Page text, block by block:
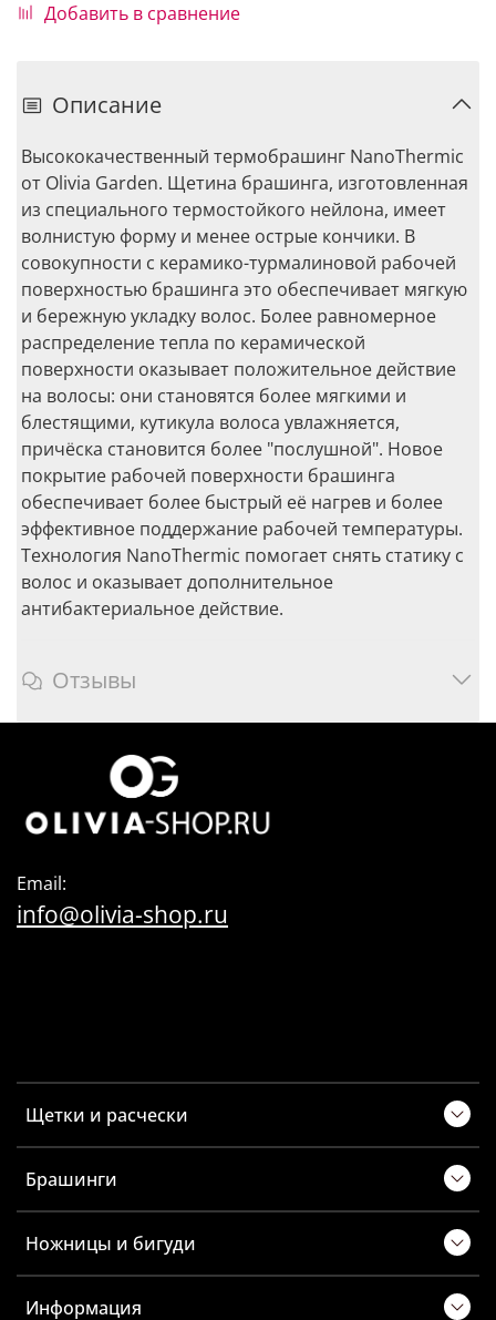
Добавить в сравнение
Описание
Высококачественный термобрашинг NanoThermic
от Olivia Garden. Щетина брашинга, изготовленная
из специального термостойкого нейлона, имеет
волнистую форму и менее острые кончики. В
совокупности с керамико-турмалиновой рабочей
поверхностью брашинга это обеспечивает мягкую
и бережную укладку волос. Более равномерное
распределение тепла по керамической
поверхности оказывает положительное действие
на волосы: они становятся более мягкими и
блестящими, кутикула волоса увлажняется,
причёска становится более "послушной". Новое
покрытие рабочей поверхности брашинга
обеспечивает более быстрый её нагрев и более
эффективное поддержание рабочей температуры.
Технология NanoThermic помогает снять статику с
волос и оказывает дополнительное
антибактериальное действие.
Отзывы
Щетки и расчески
Брашинги
Ножницы и бигуди
Информация
Email:
info@olivia-shop.ru